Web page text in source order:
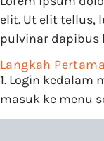
elit. Ut elit tellus,
pulvinar dapibus
Langkah
1. Login kedalam
masuk ke menu